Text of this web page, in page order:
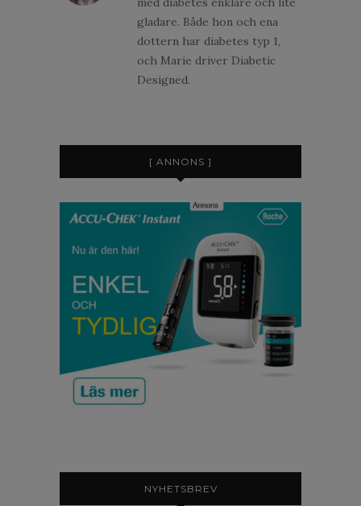
gladare. Både hon och ena
dottern har diabetes typ 1,
och Marie driver Diabetic
Designed.
[ ANNONS ]
NYHETSBREV